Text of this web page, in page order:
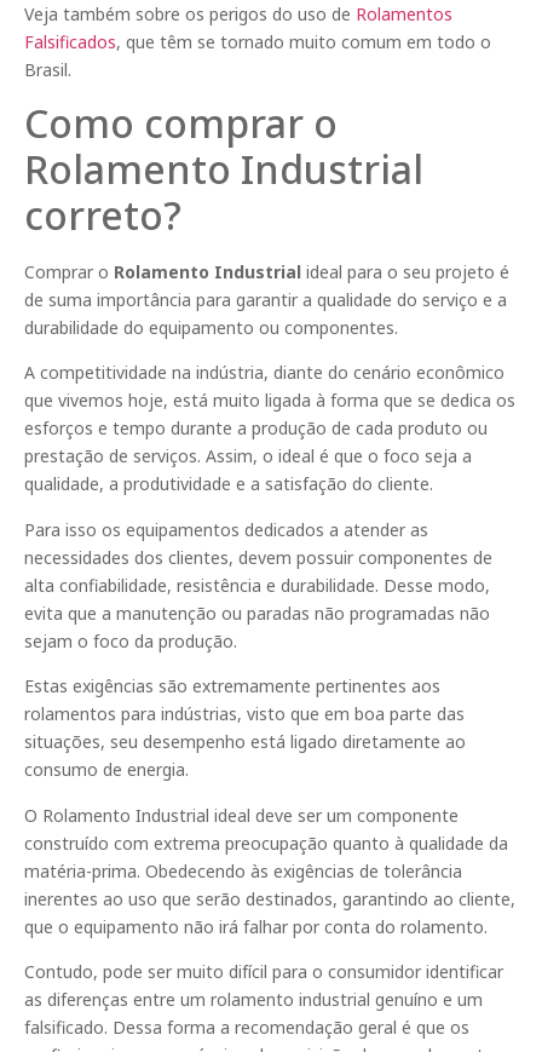
Veja também sobre os perigos do uso de Rolamentos
Falsificados, que têm se tornado muito comum em todo o
Brasil.
Como comprar o
Rolamento Industrial
correto?
Comprar o Rolamento Industrial ideal para o seu projeto é
de suma importância para garantir a qualidade do serviço e a
durabilidade do equipamento ou componentes.
A competitividade na indústria, diante do cenário econômico
que vivemos hoje, está muito ligada à forma que se dedica os
esforços e tempo durante a produção de cada produto ou
prestação de serviços. Assim, o ideal é que o foco seja a
qualidade, a produtividade e a satisfação do cliente.
Para isso os equipamentos dedicados a atender as
necessidades dos clientes, devem possuir componentes de
alta confiabilidade, resistência e durabilidade. Desse modo,
evita que a manutenção ou paradas não programadas não
sejam o foco da produção.
Estas exigências são extremamente pertinentes aos
rolamentos para indústrias, visto que em boa parte das
situações, seu desempenho está ligado diretamente ao
consumo de energia.
O Rolamento Industrial ideal deve ser um componente
construído com extrema preocupação quanto à qualidade da
matéria-prima. Obedecendo às exigências de tolerância
inerentes ao uso que serão destinados, garantindo ao cliente,
que o equipamento não irá falhar por conta do rolamento.
Contudo, pode ser muito difícil para o consumidor identificar
as diferenças entre um rolamento industrial genuíno e um
falsificado. Dessa forma a recomendação geral é que os